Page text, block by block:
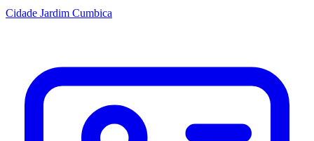
Cidade Jardim Cumbica